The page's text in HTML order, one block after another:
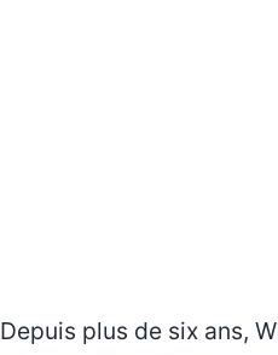
Depuis plus de six ans,